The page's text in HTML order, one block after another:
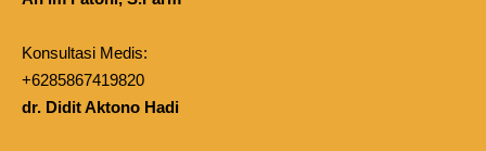
Konsultasi Medis:
+6285867419820
dr. Didit Aktono Hadi